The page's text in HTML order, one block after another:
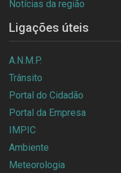
Notícias da região
Ligações úteis
A.N.M.P.
Trânsito
Portal do Cidadão
Portal da Empresa
IMPIC
Ambiente
Meteorologia